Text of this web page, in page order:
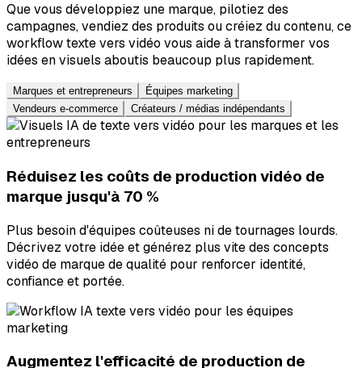
Que vous développiez une marque, pilotiez des
campagnes, vendiez des produits ou créiez du contenu, ce
workflow texte vers vidéo vous aide à transformer vos
idées en visuels aboutis beaucoup plus rapidement.
Marques et entrepreneurs
Équipes marketing
Vendeurs e-commerce
Créateurs / médias indépendants
Réduisez les coûts de production vidéo de
marque jusqu'à 70 %
Plus besoin d'équipes coûteuses ni de tournages lourds.
Décrivez votre idée et générez plus vite des concepts
vidéo de marque de qualité pour renforcer identité,
confiance et portée.
Augmentez l'efficacité de production de